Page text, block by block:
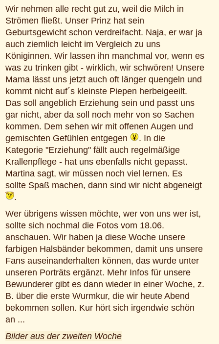
Wir nehmen alle recht gut zu, weil die Milch in
Strömen fließt. Unser Prinz hat sein
Geburtsgewicht schon verdreifacht. Naja, er war ja
auch ziemlich leicht im Vergleich zu uns
Königinnen. Wir lassen ihn manchmal vor, wenn es
was zu trinken gibt - wirklich, wir schwören! Unsere
Mama lässt uns jetzt auch oft länger quengeln und
kommt nicht auf´s kleinste Piepen herbeigeeilt.
Das soll angeblich Erziehung sein und passt uns
gar nicht, aber da soll noch mehr von so Sachen
kommen. Dem sehen wir mit offenen Augen und
gemischten Gefühlen entgegen
. In die
Kategorie "Erziehung" fällt auch regelmäßige
Krallenpflege - hat uns ebenfalls nicht gepasst.
Martina sagt, wir müssen noch viel lernen. Es
sollte Spaß machen, dann sind wir nicht abgeneigt
.
Wer übrigens wissen möchte, wer von uns wer ist,
sollte sich nochmal die Fotos vom 18.06.
anschauen. Wir haben ja diese Woche unsere
farbigen Halsbänder bekommen, damit uns unsere
Fans auseinanderhalten können, das wurde unter
unseren Porträts ergänzt. Mehr Infos für unsere
Bewunderer gibt es dann wieder in einer Woche, z.
B. über die erste Wurmkur, die wir heute Abend
bekommen sollen. Kur hört sich irgendwie schön
an ...
Bilder aus der zweiten Woche